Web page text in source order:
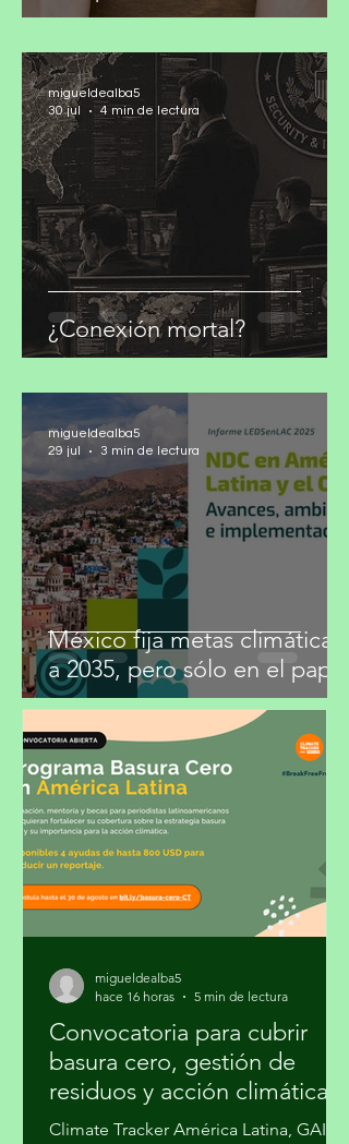
¿Conexión mortal?
migueldealba5
30 jul
4 min de lectura
México fija metas climáticas
a 2035, pero sólo en el papel
migueldealba5
29 jul
3 min de lectura
Convocatoria para cubrir
basura cero, gestión de
residuos y acción climática
Climate Tracker América Latina, GAIA y
migueldealba5
hace 16 horas
5 min de lectura